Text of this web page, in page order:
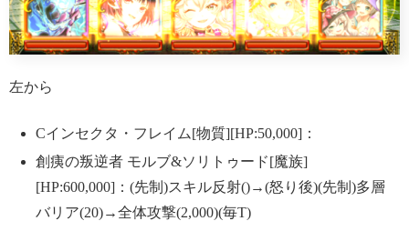
左から
Cインセクタ・フレイム[物質][HP:50,000]：
創痍の叛逆者 モルブ&ソリトゥード[魔族]
[HP:600,000]：(先制)スキル反射()→(怒り後)(先制)多層
バリア(20)→全体攻撃(2,000)(毎T)